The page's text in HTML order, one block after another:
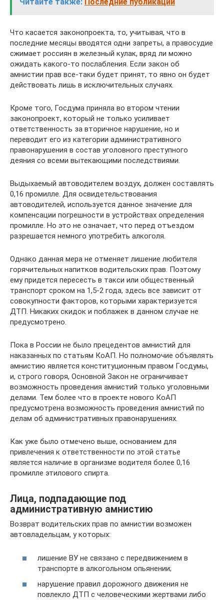
Что касается законопроекта, то, учитывая, что в
последние месяцы вводятся одни запреты, а правосудие
сжимает россиян в железный кулак, вряд ли можно
ожидать какого-то послабления. Если закон об
амнистии прав все-таки будет принят, то явно он будет
действовать лишь в исключительных случаях.
Кроме того, Госдума приняла во втором чтении
законопроект, который не только усиливает
ответственность за вторичное нарушение, но и
переводит его из категории административного
правонарушения в состав уголовного преступного
деяния со всеми вытекающими последствиями.
Выдыхаемый автоводителем воздух, должен составлять
0,16 промилле. Для освидетельствования
автоводителей, используется данное значение для
компенсации погрешности в устройствах определения
промилле. Но это не означает, что перед отъездом
разрешается немного употребить алкоголя.
Однако данная мера не отменяет лишение любителя
горячительных напитков водительских прав. Поэтому
ему придется пересесть в такси или общественный
транспорт сроком на 1,5-2 года, здесь все зависит от
совокупности факторов, которыми характеризуется
ДТП. Никаких скидок и поблажек в данном случае не
предусмотрено.
Пока в России не было прецедентов амнистий для
наказанных по статьям КоАП. Но полномочие объявлять
амнистию является конституционным правом Госдумы,
и, строго говоря, Основной Закон не ограничивает
возможность проведения амнистий только уголовными
делами. Тем более что в проекте нового КоАП
предусмотрена возможность проведения амнистий по
делам об административных правонарушениях.
Как уже было отмечено выше, основанием для
привлечения к ответственности по этой статье
является наличие в организме водителя более 0,16
промилле этилового спирта.
Лица, подпадающие под
административную амнистию
Возврат водительских прав по амнистии возможен
автовладельцам, у которых:
лишение ВУ не связано с передвижением в
транспорте в алкогольном опьянении;
нарушение правил дорожного движения не
повлекло ДТП с человеческими жертвами либо